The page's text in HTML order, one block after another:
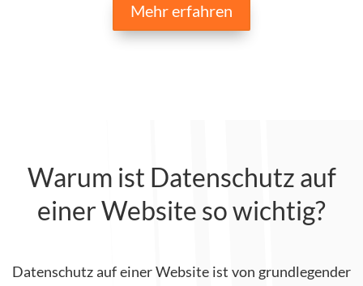
Mehr erfahren
Warum ist Datenschutz auf
einer Website so wichtig?
Datenschutz auf einer Website ist von grundlegender